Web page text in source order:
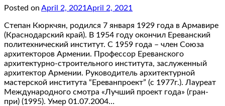
Posted on April 2, 2021 April 2, 2021
Степан Кюркчян, родился 7 января 1929 года в Армавире
(Краснодарский край). В 1954 году окончил Ереванский
политехнический институт. С 1959 года – член Союза
архитекторов Армении. Профессор Ереванского
архитектурно-строительного института, заслуженный
архитектор Армении. Руководитель архитектурной
мастерской института “Ереванпроект” (с 1977г.). Лауреат
Международного смотра «Лучший проект года» (гран-
при) (1995). Умер 01.07.2004…